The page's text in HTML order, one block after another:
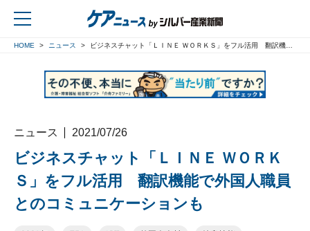
HOME ニュース ビジネスチャット「ＬＩＮＥ ＷＯＲＫＳ」をフル活用 翻訳機能で外国人職員とのコミュニケーションも
ニュース 2021/07/26
ビジネスチャット「ＬＩＮＥ ＷＯＲＫ
Ｓ」をフル活用 翻訳機能で外国人職員
とのコミュニケーションも